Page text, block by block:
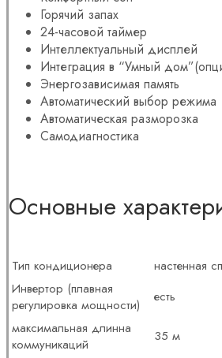
Горячий запах
24-часовой таймер
Интеллектуальный дисплей
Интеграция в “Умный
Энергозависимая память
Автоматический выбор режима
Автоматическая разморозка
Самодиагностика
Основные
Тип кондиционера
настенная
Инвертор (плавная
регулировка мощности)
есть
максимальная длинна
коммуникаций
35 м